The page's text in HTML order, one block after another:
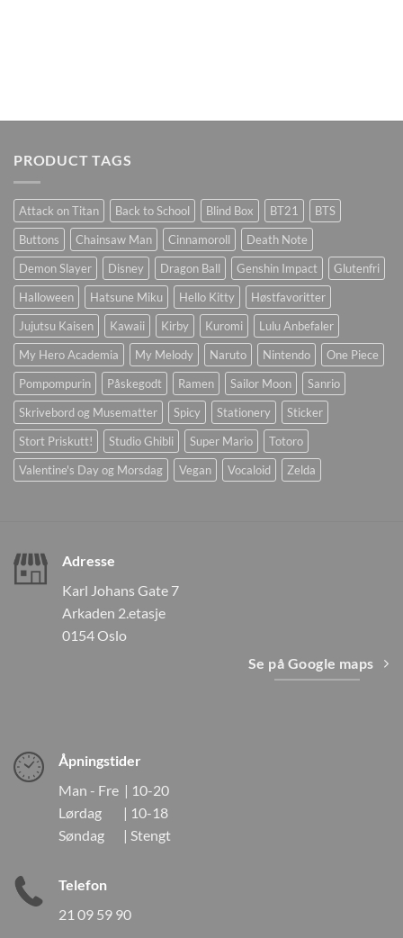
PRODUCT TAGS
Attack on Titan Back to School Blind Box BT21
BTS
Buttons
Chainsaw Man Cinnamoroll
Death Note
Demon Slayer
Disney Dragon Ball Genshin Impact
Glutenfri
Halloween
Hatsune Miku Hello Kitty
Høstfavoritter
Jujutsu Kaisen
Kawaii Kirby Kuromi
Lulu Anbefaler
My Hero Academia
My Melody Naruto Nintendo
One Piece
Pompompurin
Påskegodt Ramen Sailor Moon
Sanrio
Skrivebord og Musematter
Spicy Stationery
Sticker
Stort Priskutt!
Studio Ghibli Super Mario
Totoro
Valentine's Day og Morsdag
Vegan Vocaloid Zelda
Adresse
Karl Johans Gate 7
Arkaden 2.etasje
0154 Oslo
Se på Google maps
Åpningstider
Man - Fre | 10-20
Lørdag | 10-18
Søndag | Stengt
Telefon
21 09 59 90